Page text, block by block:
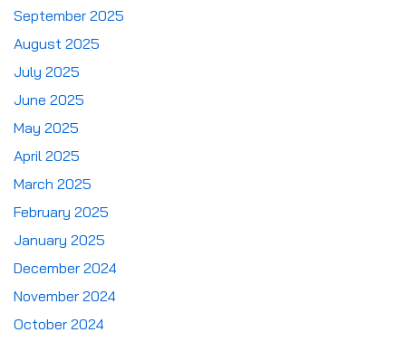
September 2025
August 2025
July 2025
June 2025
May 2025
April 2025
March 2025
February 2025
January 2025
December 2024
November 2024
October 2024